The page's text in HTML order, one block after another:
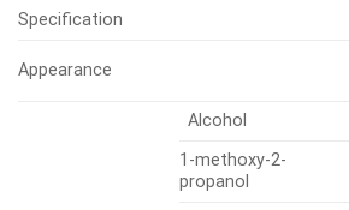
Specification
Appearance
Alcohol
1-methoxy-2-
propanol